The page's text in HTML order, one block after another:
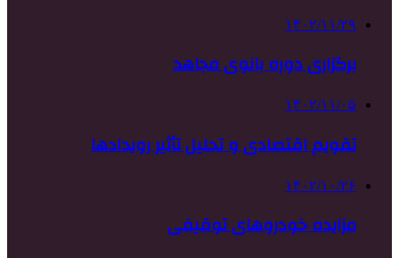
۱۴۰۲/۱۱/۲۹
برگزاری دوره بانوی مجاهد
۱۴۰۲/۱۱/۰۵
تقویم اقتصادی و تحلیل تأثیر رویدادها
۱۴۰۲/۱۰/۲۶
مزایده خودروهای توقیفی